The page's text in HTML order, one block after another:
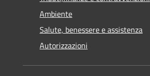
Ambiente
Salute, benessere e assistenza
Autorizzazioni